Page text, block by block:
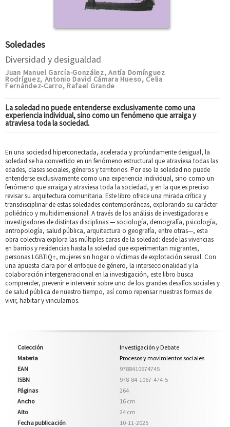
Soledades
Diversidad y desigualdad
Juan Manuel García-González,Antía Domínguez
Rodríguez, Antonio David Cámara Hueso, Celia
Fernández-Carro, Rafael Grande
La soledad no puede entenderse exclusivamente como una
experiencia individual, sino como un fenómeno que arraiga y
atraviesa toda la sociedad.
En una sociedad hiperconectada, acelerada y profundamente desigual, la
soledad se ha convertido en un fenómeno estructural que atraviesa todas las
edades, clases sociales, géneros y territorios. Por eso la soledad no puede
entenderse exclusivamente como una experiencia individual, sino como un
fenómeno que arraiga y atraviesa toda la sociedad, y en la que es preciso
revisar su arquitectura comunitaria. Este libro ofrece una mirada crítica y
transdisciplinar de estas soledades contemporáneas, explorando su carácter
poliédrico y multidimensional. A través de los análisis de investigadoras e
investigadores de distintas disciplinas — sociología, demografía, psicología,
antropología, salud pública, arquitectura o geografía, entre otras—, esta
obra colectiva explora las múltiples caras de la soledad: desde las vivencias
en barrios y residencias hasta la soledad que experimentan migrantes,
personas LGBTIQ+, mujeres sin hogar o víctimas de explotación sexual. Con
una apuesta clara por el enfoque de género, la interseccionalidad y la
colaboración intergeneracional en la investigación, este libro busca
comprender, prevenir e intervenir sobre uno de los grandes desafíos sociales y
de salud pública de nuestro tiempo, así como repensar nuestras formas de
vivir, habitar y vincularnos.
Colección
Investigación y Debate
Materia
Procesos y movimientos sociales
EAN
9788410674745
ISBN
978-84-1067-474-5
Páginas
264
Ancho
16 cm
Alto
24 cm
Fecha publicación
10-11-2025